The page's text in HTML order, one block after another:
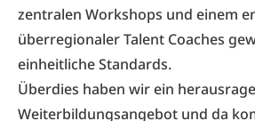
zentralen Workshops und einem
überregionaler Talent Coaches
einheitliche Standards.
Überdies haben wir ein
Weiterbildungsangebot und da